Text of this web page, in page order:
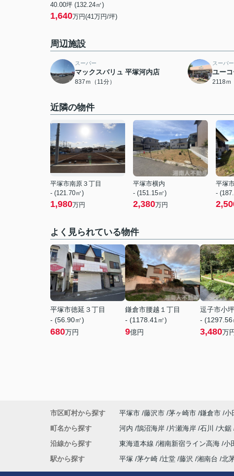
40.00坪 (132.24㎡)
1,640万円(41万円/坪)
周辺施設
スーパー
マックスバリュ 平塚河内店
837ｍ（11分）
スーパー
ユー
2118ｍ
近隣の物件
平塚市南原３丁目
- (121.70㎡)
1,980万円
平塚市横内
- (151.15㎡)
2,380万円
平塚
-
よく見られている物件
平塚市徳延３丁目
- (56.90㎡)
680万円
鎌倉市腰越１丁目
- (1178.41㎡)
9億円
逗子市小
- (1297.56
3,480万
市区町村から探す 平塚市 藤沢市 茅ヶ崎市 鎌倉市 小
町名から探す
河内 鵠沼海岸 片瀬海岸 石川 大鋸
沿線から探す
東海道本線 湘南新宿ライン高海 小
駅から探す
平塚 茅ケ崎 辻堂 藤沢 湘南台 北